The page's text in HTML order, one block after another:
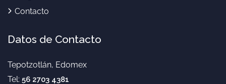
Contacto
Datos de Contacto
Tepotzotlán, Edomex
Tel: 56 2703 4381